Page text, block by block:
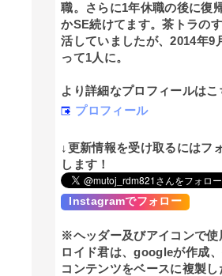
職。さらに1年休職の後に復
かSE続けてます。茶トラの
活していましたが、2014年9
って1人に。
より詳細なプロフィールはこ
プロフィール
↓更新情報を受け取るにはフ
します！
Instagramでフォロー
※ヘッダー及びアイコンで使
ロイド君は、googleが作成
コンテンツをベースに複製し